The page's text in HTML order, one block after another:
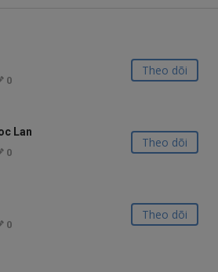
0
Theo dõi
Lan
0
Theo dõi
0
Theo dõi